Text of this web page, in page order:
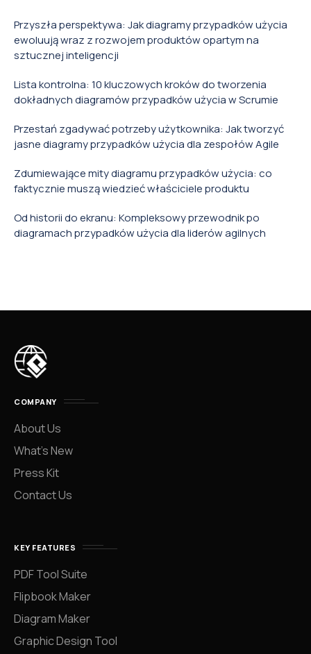
Przyszła perspektywa: Jak diagramy przypadków użycia
ewoluują wraz z rozwojem produktów opartym na
sztucznej inteligencji
Lista kontrolna: 10 kluczowych kroków do tworzenia
dokładnych diagramów przypadków użycia w Scrumie
Przestań zgadywać potrzeby użytkownika: Jak tworzyć
jasne diagramy przypadków użycia dla zespołów Agile
Zdumiewające mity diagramu przypadków użycia: co
faktycznie muszą wiedzieć właściciele produktu
Od historii do ekranu: Kompleksowy przewodnik po
diagramach przypadków użycia dla liderów agilnych
COMPANY
About Us
What’s New
Press Kit
Contact Us
KEY FEATURES
PDF Tool Suite
Flipbook Maker
Diagram Maker
Graphic Design Tool